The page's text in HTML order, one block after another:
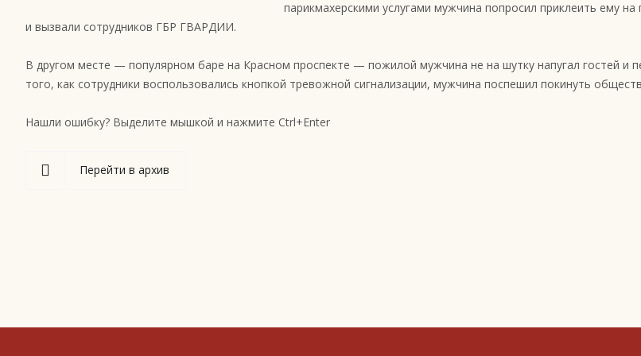
парикмахерскими услугами мужчина попросил приклеить ему
и вызвали сотрудников ГБР ГВАРДИИ.
В другом месте — популярном баре на Красном проспекте — пожилой мужчина не на шутку напугал гостей и
того, как сотрудники воспользовались кнопкой тревожной сигнализации, мужчина поспешил покинуть
Нашли ошибку? Выделите мышкой и нажмите Ctrl+Enter
Перейти в архив